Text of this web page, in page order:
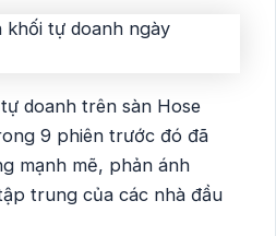
doanh trên sàn Hose
9 phiên trước đó đã
mạnh mẽ, phản ánh
trung của các nhà đầu